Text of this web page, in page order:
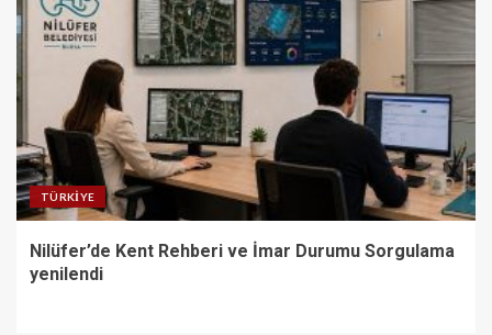
TÜRKIYE
Nilüfer’de Kent Rehberi ve İmar Durumu Sorgulama
yenilendi